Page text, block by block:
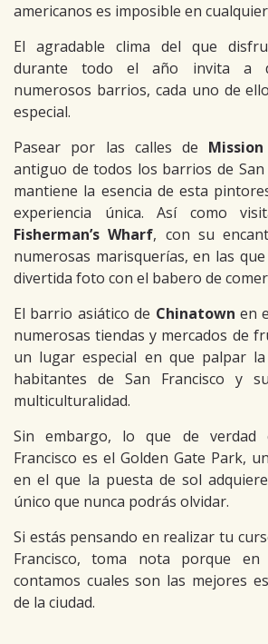
americanos es imposible en
El agradable clima del que
durante todo el año invita a
numerosos barrios, cada uno de
especial.
Pasear por las calles de
antiguo de todos los barrios de San
mantiene la esencia de esta
experiencia única. Así como
Fisherman’s Wharf, con su
numerosas marisquerías, en las
divertida foto con el babero de
El barrio asiático de Chinatown en
numerosas tiendas y mercados de
un lugar especial en que palpar
habitantes de San Francisco y
multiculturalidad.
Sin embargo, lo que de verdad
Francisco es el Golden Gate Park,
en el que la puesta de sol
único que nunca podrás olvidar.
Si estás pensando en realizar tu
Francisco, toma nota porque en
contamos cuales son las mejores
de la ciudad.